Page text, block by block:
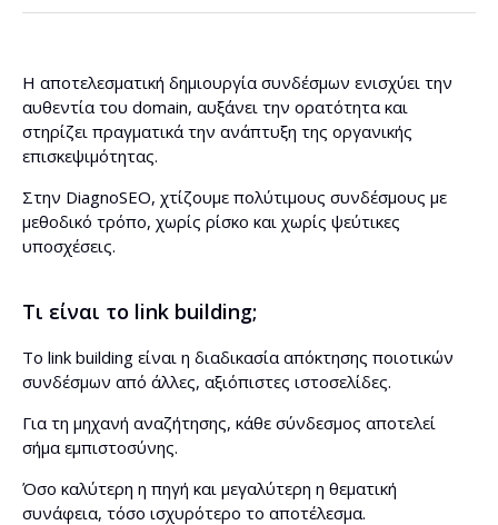
Η αποτελεσματική δημιουργία συνδέσμων ενισχύει την
αυθεντία του domain, αυξάνει την ορατότητα και
στηρίζει πραγματικά την ανάπτυξη της οργανικής
επισκεψιμότητας.
Στην DiagnoSEO, χτίζουμε πολύτιμους συνδέσμους με
μεθοδικό τρόπο, χωρίς ρίσκο και χωρίς ψεύτικες
υποσχέσεις.
Τι είναι το link building;
Το link building είναι η διαδικασία απόκτησης ποιοτικών
συνδέσμων από άλλες, αξιόπιστες ιστοσελίδες.
Για τη μηχανή αναζήτησης, κάθε σύνδεσμος αποτελεί
σήμα εμπιστοσύνης.
Όσο καλύτερη η πηγή και μεγαλύτερη η θεματική
συνάφεια, τόσο ισχυρότερο το αποτέλεσμα.